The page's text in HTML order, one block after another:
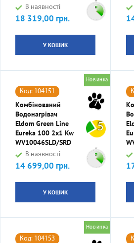
В наявності
Ціна
18 319,00 грн.
У КОШИК
Новинка
7
5
Код: 104151
Комбінований
Водонагрівач
Eldom Green Line
Eureka 100 2x1 Kw
WV10046SLD/SRD
В наявності
Ціна
14 699,00 грн.
У КОШИК
Новинка
Код: 104153